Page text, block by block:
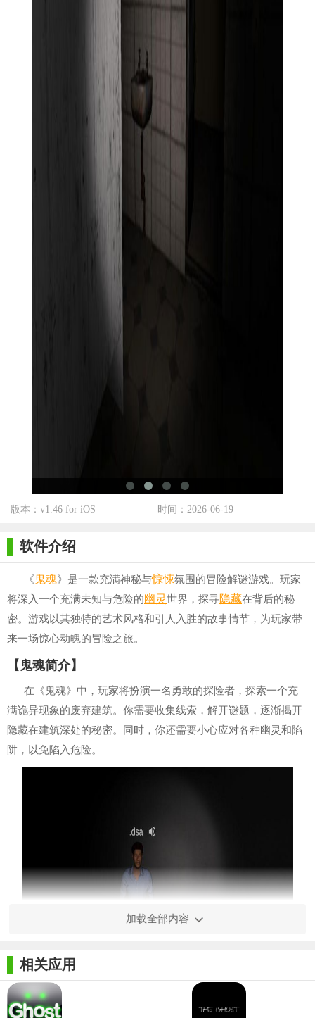
版本：v1.46 for iOS 时间：2026-06-19
软件介绍
《鬼魂》是一款充满神秘与惊悚氛围的冒险解谜游戏。玩家
将深入一个充满未知与危险的幽灵世界，探寻隐藏在背后的秘
密。游戏以其独特的艺术风格和引人入胜的故事情节，为玩家带
来一场惊心动魄的冒险之旅。
【鬼魂简介】
在《鬼魂》中，玩家将扮演一名勇敢的探险者，探索一个充
满诡异现象的废弃建筑。你需要收集线索，解开谜题，逐渐揭开
隐藏在建筑深处的秘密。同时，你还需要小心应对各种幽灵和陷
阱，以免陷入危险。
【鬼魂内容】
加载全部内容
相关应用